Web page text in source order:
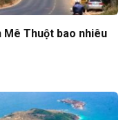
Mê Thuột bao nhiêu